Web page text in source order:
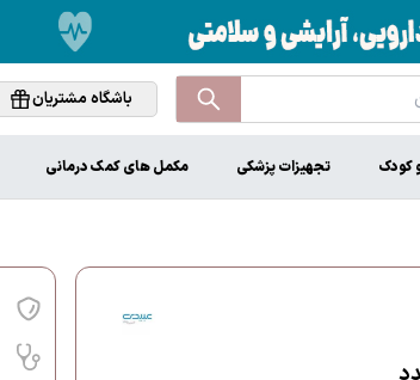
باشگاه مشتریان
کودک تجهیزات پزشکی مکمل های کمک درمانی